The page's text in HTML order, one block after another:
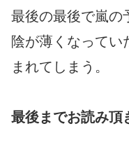
最後の最後で嵐の
陰が薄くなってい
まれてしまう。
最後までお読み頂